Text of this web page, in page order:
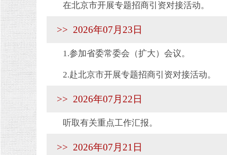
在北京市开展专题招商引资对接活动。
>> 2026年07月23日
1.参加省委常委会（扩大）会议。
2.赴北京市开展专题招商引资对接活动。
>> 2026年07月22日
听取有关重点工作汇报。
>> 2026年07月21日